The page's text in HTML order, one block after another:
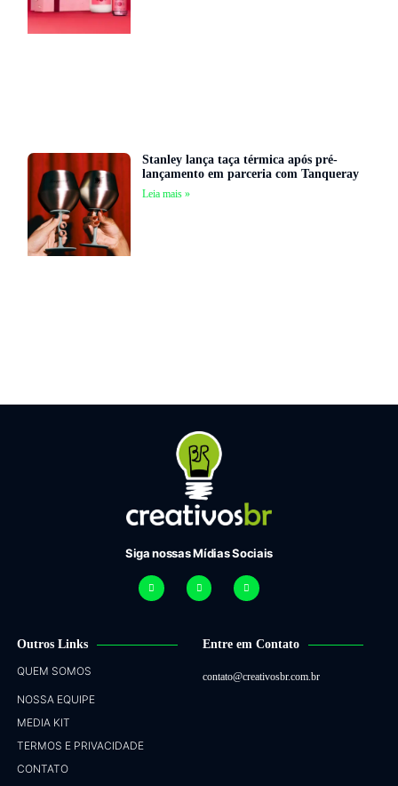
Stanley lança taça térmica após pré-
lançamento em parceria com Tanqueray
Leia mais »
Siga nossas Mídias Sociais
Outros Links
QUEM SOMOS
NOSSA EQUIPE
MEDIA KIT
TERMOS E PRIVACIDADE
CONTATO
Entre em Contato
contato@creativosbr.com.br